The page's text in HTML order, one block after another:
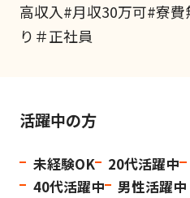
高収入#月収30万可#寮
り＃正社員
活躍中の方
未経験OK 20代活躍中
40代活躍中
男性活躍中